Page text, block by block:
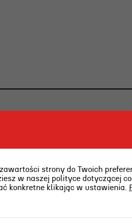
strony do Twoich
w naszej polityce dotyczącej
konkretne klikając w ustawienia.